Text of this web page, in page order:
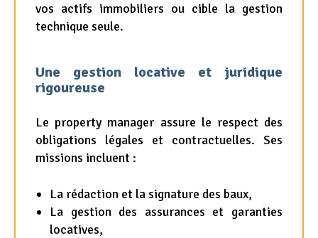
vos actifs immobiliers ou cible la gestion
technique seule.
Une gestion locative et juridique
rigoureuse
Le property manager assure le respect des
obligations légales et contractuelles. Ses
missions incluent :
La rédaction et la signature des baux,
La gestion des assurances et garanties
locatives,